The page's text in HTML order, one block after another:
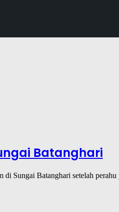
Batanghari
Sungai Batanghari setelah